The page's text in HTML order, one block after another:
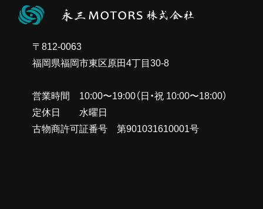
〒812-0063
福岡県福岡市東区原田4丁目30-8
営業時間 10:00〜19:00（日・祝 10:00〜18:00）
定休日 水曜日
古物商許可証番号 第901031610001号